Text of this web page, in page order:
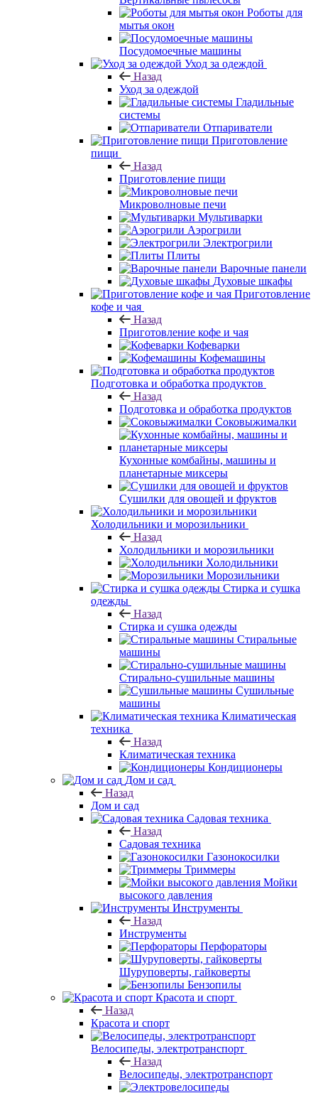
Роботы для
мытья окон
Посудомоечные машины
Уход за одеждой
Назад
Уход за одеждой
Гладильные
системы
Отпариватели
Приготовление
пищи
Назад
Приготовление пищи
Микроволновые печи
Мультиварки
Аэрогрили
Электрогрили
Плиты
Варочные панели
Духовые шкафы
Приготовление
кофе и чая
Назад
Приготовление кофе и чая
Кофеварки
Кофемашины
Подготовка и обработка продуктов
Назад
Подготовка и обработка продуктов
Соковыжималки
Кухонные комбайны, машины и
планетарные миксеры
Сушилки для овощей и фруктов
Холодильники и морозильники
Назад
Холодильники и морозильники
Холодильники
Морозильники
Стирка и сушка
одежды
Назад
Стирка и сушка одежды
Стиральные
машины
Стирально-сушильные машины
Сушильные
машины
Климатическая
техника
Назад
Климатическая техника
Кондиционеры
Дом и сад
Назад
Дом и сад
Садовая техника
Назад
Садовая техника
Газонокосилки
Триммеры
Мойки
высокого давления
Инструменты
Назад
Инструменты
Перфораторы
Шуруповерты, гайковерты
Бензопилы
Красота и спорт
Назад
Красота и спорт
Велосипеды, электротранспорт
Назад
Велосипеды, электротранспорт